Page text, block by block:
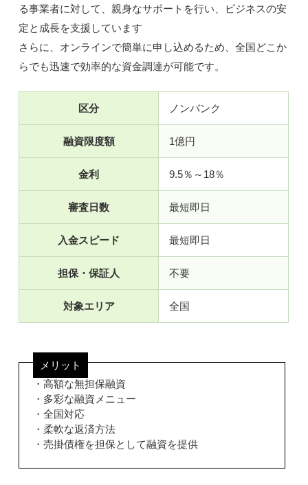
る事業者に対して、親身なサポートを行い、ビジネスの安
定と成長を支援しています
さらに、オンラインで簡単に申し込めるため、全国どこか
らでも迅速で効率的な資金調達が可能です。
区分 ノンバンク
融資限度額 1億円
金利 9.5％～18％
審査日数 最短即日
入金スピード 最短即日
担保・保証人 不要
対象エリア 全国
メリット
・高額な無担保融資
・多彩な融資メニュー
・全国対応
・柔軟な返済方法
・売掛債権を担保として融資を提供